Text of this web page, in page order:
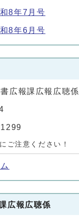
8年7月号
8年6月号
広報課広報広聴係
ご注意ください！
広報広聴係